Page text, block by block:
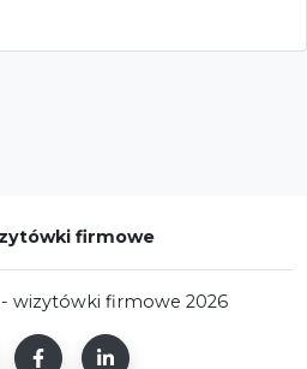
firmowe
wizytówki firmowe 2026